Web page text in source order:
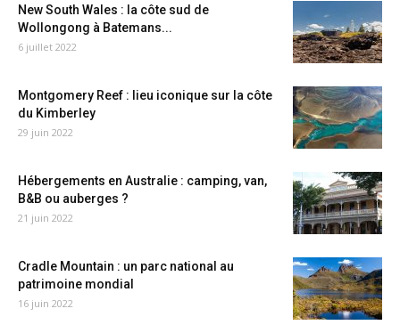
New South Wales : la côte sud de
Wollongong à Batemans...
6 juillet 2022
Montgomery Reef : lieu iconique sur la côte
du Kimberley
29 juin 2022
Hébergements en Australie : camping, van,
B&B ou auberges ?
21 juin 2022
Cradle Mountain : un parc national au
patrimoine mondial
16 juin 2022